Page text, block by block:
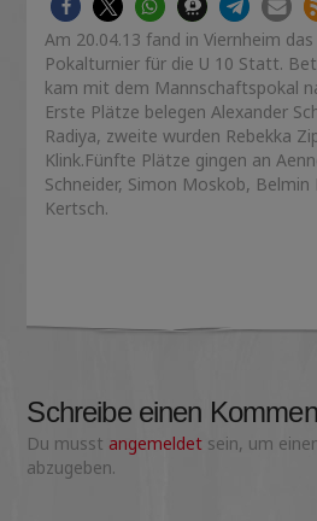
Am 20.04.13 fand in Viernheim
Pokalturnier für die U 10 Statt.
kam mit dem Mannschaftspokal
Erste Plätze belegen Alexander
Radiya, zweite wurden Rebekka
Klink.Fünfte Plätze gingen an
Schneider, Simon Moskob, Belmin
Kertsch.
Schreibe einen
Du musst angemeldet sein, um
abzugeben.